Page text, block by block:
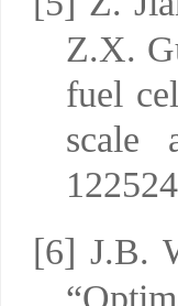
Z.X.
fuel
scale
[6] J.B.